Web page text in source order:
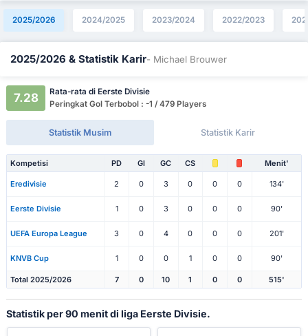
2025/2026 2024/2025 2023/2024 2022/2023
2025/2026 & Statistik Karir- Michael Brouwer
7.28
Rata-rata di Eerste Divisie
Peringkat Gol Terbobol : -1 / 479 Players
Statistik Musim Statistik Karir
Kompetisi PD Gl GC CS Menit'
Eredivisie 2 0 3 0 0 0 134'
Eerste Divisie 1 0 3 0 0 0 90'
UEFA Europa League 3 0 4 0 0 0 201'
KNVB Cup 1 0 0 1 0 0 90'
Total 2025/2026 7 0 10 1 0 0 515'
Statistik per 90 menit di liga Eerste Divisie.